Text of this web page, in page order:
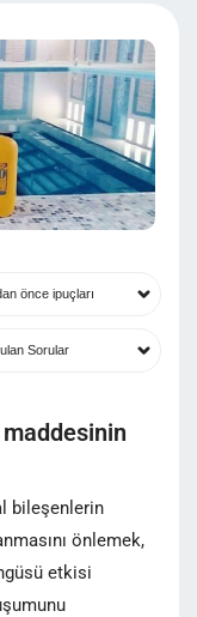
önce ipuçları
Sorular
maddesinin
bileşenlerin
önlemek,
etkisi